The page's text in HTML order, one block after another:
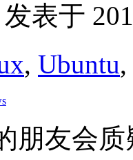
发表于
, Ubuntu,
朋友会